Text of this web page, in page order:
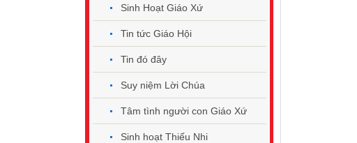
Sinh Hoạt Giáo Xứ
Tin tức Giáo Hội
Tin đó đây
Suy niệm Lời Chúa
Tâm tình người con Giáo Xứ
Sinh hoạt Thiếu Nhi